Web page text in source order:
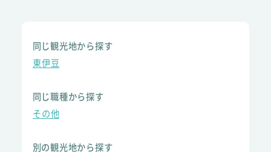
同じ観光地から探す
東伊豆
同じ職種から探す
その他
別の観光地から探す